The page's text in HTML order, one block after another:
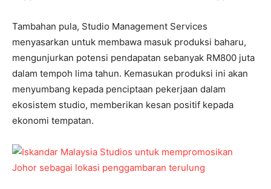
Tambahan pula, Studio Management Services
menyasarkan untuk membawa masuk produksi baharu,
mengunjurkan potensi pendapatan sebanyak RM800 juta
dalam tempoh lima tahun. Kemasukan produksi ini akan
menyumbang kepada penciptaan pekerjaan dalam
ekosistem studio, memberikan kesan positif kepada
ekonomi tempatan.